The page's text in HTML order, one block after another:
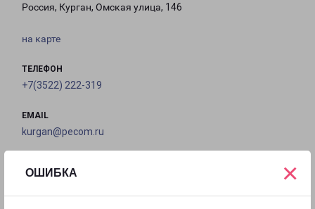
ОШИБКА ×
Россия, Курган, Омская улица, 146
на карте
ТЕЛЕФОН
+7(3522) 222-319
EMAIL
kurgan@pecom.ru